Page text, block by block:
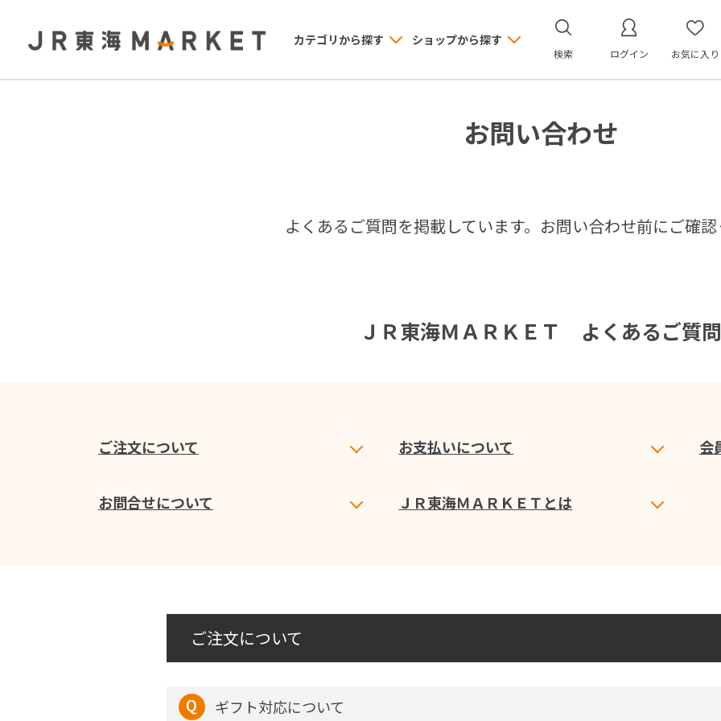
カテゴリから探す ショップから探す
検索 ログイン お気に入り
お問い合わせ
よくあるご質問を掲載しています。お問い合わせ前にご確認
ＪＲ東海ＭＡＲＫＥＴ よくあるご質問
ご注文について お支払いについて 会
お問合せについて ＪＲ東海ＭＡＲＫＥＴとは
ご注文について
ギフト対応について